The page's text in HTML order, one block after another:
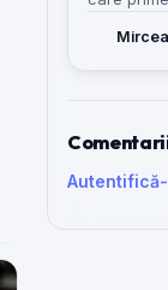
să evite